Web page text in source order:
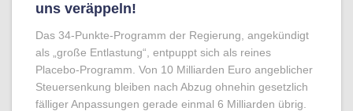
uns veräppeln!
Das 34-Punkte-Programm der Regierung, angekündigt
als „große Entlastung“, entpuppt sich als reines
Placebo-Programm. Von 10 Milliarden Euro angeblicher
Steuersenkung bleiben nach Abzug ohnehin gesetzlich
fälliger Anpassungen gerade einmal 6 Milliarden übrig.